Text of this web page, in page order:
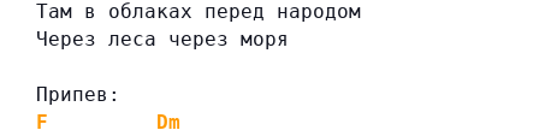
Там в облаках перед народом
Через леса через моря
Припев:
F
Dm